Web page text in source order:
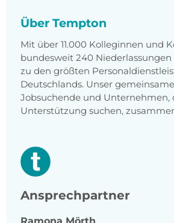
Über Tempton
Mit über 11.000 Kolleginnen und
bundesweit 240
zu den größten
Deutschlands. Unser
Jobsuchende und Unternehmen,
Unterstützung suchen,
Ansprechpartner